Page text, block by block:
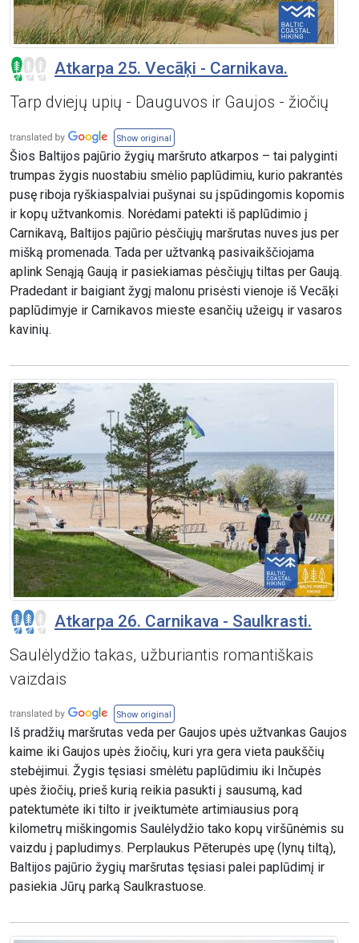
Atkarpa 25. Vecāķi - Carnikava.
Tarp dviejų upių - Dauguvos ir Gaujos - žiočių
Show original
Šios Baltijos pajūrio žygių maršruto atkarpos – tai palyginti
trumpas žygis nuostabiu smėlio paplūdimiu, kurio pakrantės
pusę riboja ryškiaspalviai pušynai su įspūdingomis kopomis
ir kopų užtvankomis. Norėdami patekti iš paplūdimio į
Carnikavą, Baltijos pajūrio pėsčiųjų maršrutas nuves jus per
mišką promenada. Tada per užtvanką pasivaikščiojama
aplink Senąją Gaują ir pasiekiamas pėsčiųjų tiltas per Gaują.
Pradedant ir baigiant žygį malonu prisėsti vienoje iš Vecāķi
paplūdimyje ir Carnikavos mieste esančių užeigų ir vasaros
kavinių.
Atkarpa 26. Carnikava - Saulkrasti.
Saulėlydžio takas, užburiantis romantiškais
vaizdais
Show original
Iš pradžių maršrutas veda per Gaujos upės užtvankas Gaujos
kaime iki Gaujos upės žiočių, kuri yra gera vieta paukščių
stebėjimui. Žygis tęsiasi smėlėtu paplūdimiu iki Inčupės
upės žiočių, prieš kurią reikia pasukti į sausumą, kad
patektumėte iki tilto ir įveiktumėte artimiausius porą
kilometrų miškingomis Saulėlydžio tako kopų viršūnėmis su
vaizdu į papludimys. Perplaukus Pēterupės upę (lynų tiltą),
Baltijos pajūrio žygių maršrutas tęsiasi palei paplūdimį ir
pasiekia Jūrų parką Saulkrastuose.